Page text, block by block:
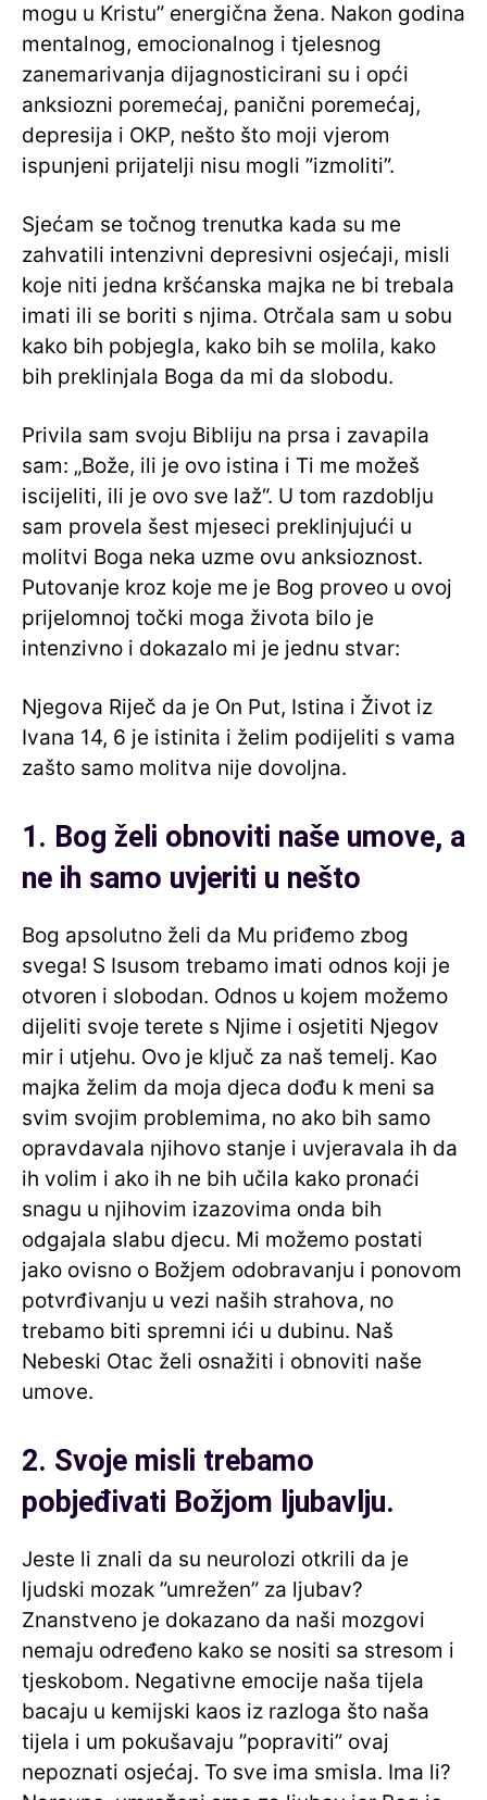
mogu u Kristu” energična žena. Nakon godina
mentalnog, emocionalnog i tjelesnog
zanemarivanja dijagnosticirani su i opći
anksiozni poremećaj, panični poremećaj,
depresija i OKP, nešto što moji vjerom
ispunjeni prijatelji nisu mogli ”izmoliti”.
Sjećam se točnog trenutka kada su me
zahvatili intenzivni depresivni osjećaji, misli
koje niti jedna kršćanska majka ne bi trebala
imati ili se boriti s njima. Otrčala sam u sobu
kako bih pobjegla, kako bih se molila, kako
bih preklinjala Boga da mi da slobodu.
Privila sam svoju Bibliju na prsa i zavapila
sam: „Bože, ili je ovo istina i Ti me možeš
iscijeliti, ili je ovo sve laž“. U tom razdoblju
sam provela šest mjeseci preklinjujući u
molitvi Boga neka uzme ovu anksioznost.
Putovanje kroz koje me je Bog proveo u ovoj
prijelomnoj točki moga života bilo je
intenzivno i dokazalo mi je jednu stvar:
Njegova Riječ da je On Put, Istina i Život iz
Ivana 14, 6 je istinita i želim podijeliti s vama
zašto samo molitva nije dovoljna.
1. Bog želi obnoviti naše umove, a
ne ih samo uvjeriti u nešto
Bog apsolutno želi da Mu priđemo zbog
svega! S Isusom trebamo imati odnos koji je
otvoren i slobodan. Odnos u kojem možemo
dijeliti svoje terete s Njime i osjetiti Njegov
mir i utjehu. Ovo je ključ za naš temelj. Kao
majka želim da moja djeca dođu k meni sa
svim svojim problemima, no ako bih samo
opravdavala njihovo stanje i uvjeravala ih da
ih volim i ako ih ne bih učila kako pronaći
snagu u njihovim izazovima onda bih
odgajala slabu djecu. Mi možemo postati
jako ovisno o Božjem odobravanju i ponovom
potvrđivanju u vezi naših strahova, no
trebamo biti spremni ići u dubinu. Naš
Nebeski Otac želi osnažiti i obnoviti naše
umove.
2. Svoje misli trebamo
pobjeđivati Božjom ljubavlju.
Jeste li znali da su neurolozi otkrili da je
ljudski mozak ”umrežen” za ljubav?
Znanstveno je dokazano da naši mozgovi
nemaju određeno kako se nositi sa stresom i
tjeskobom. Negativne emocije naša tijela
bacaju u kemijski kaos iz razloga što naša
tijela i um pokušavaju ”popraviti” ovaj
nepoznati osjećaj. To sve ima smisla. Ima li?